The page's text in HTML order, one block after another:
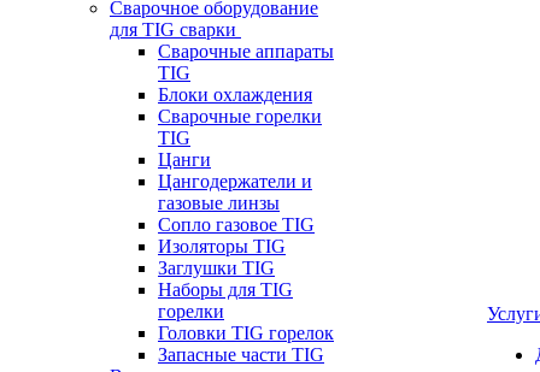
Сварочное оборудование
для TIG сварки
Сварочные аппараты
TIG
Блоки охлаждения
Сварочные горелки
TIG
Цанги
Цангодержатели и
газовые линзы
Сопло газовое TIG
Изоляторы TIG
Заглушки TIG
Наборы для TIG
горелки
Головки TIG горелок
Запасные части TIG